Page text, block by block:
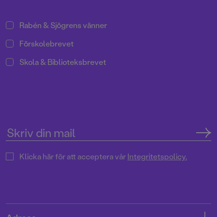
Rabén & Sjögrens vänner
Förskolebrevet
Skola & Biblioteksbrevet
Klicka här för att acceptera vårIntegritetspolicy.